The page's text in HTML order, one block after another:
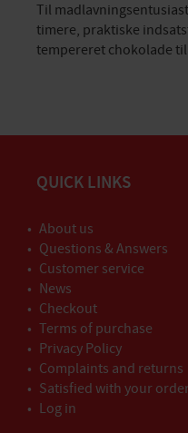
Til
timere, praktiske
tempereret chokolade
QUICK LINKS
About us
Questions & Answers
Customer service
News
Checkout
Terms of purchase
Privacy Policy
Complaints and returns
Satisfied with your
Log in